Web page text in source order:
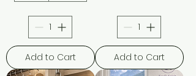
Add to Cart Add to Cart